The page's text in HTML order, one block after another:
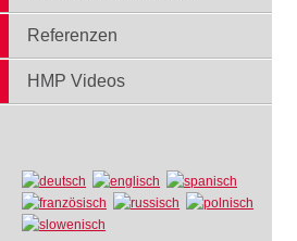
Referenzen
HMP Videos